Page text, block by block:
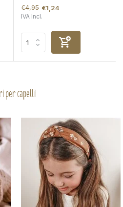
€4,95 €1,24
IVA Incl.
per capelli